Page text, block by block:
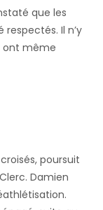
que les
Il n’y
ont même
poursuit
Damien